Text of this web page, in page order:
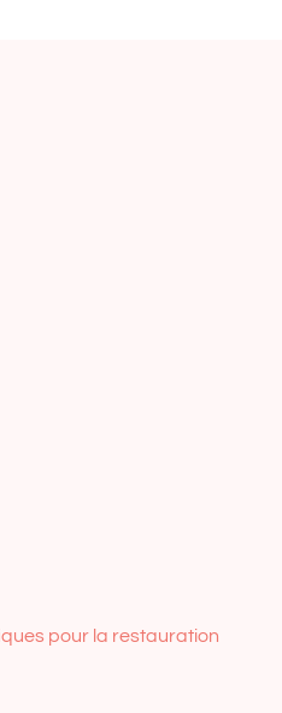
pour la restauration